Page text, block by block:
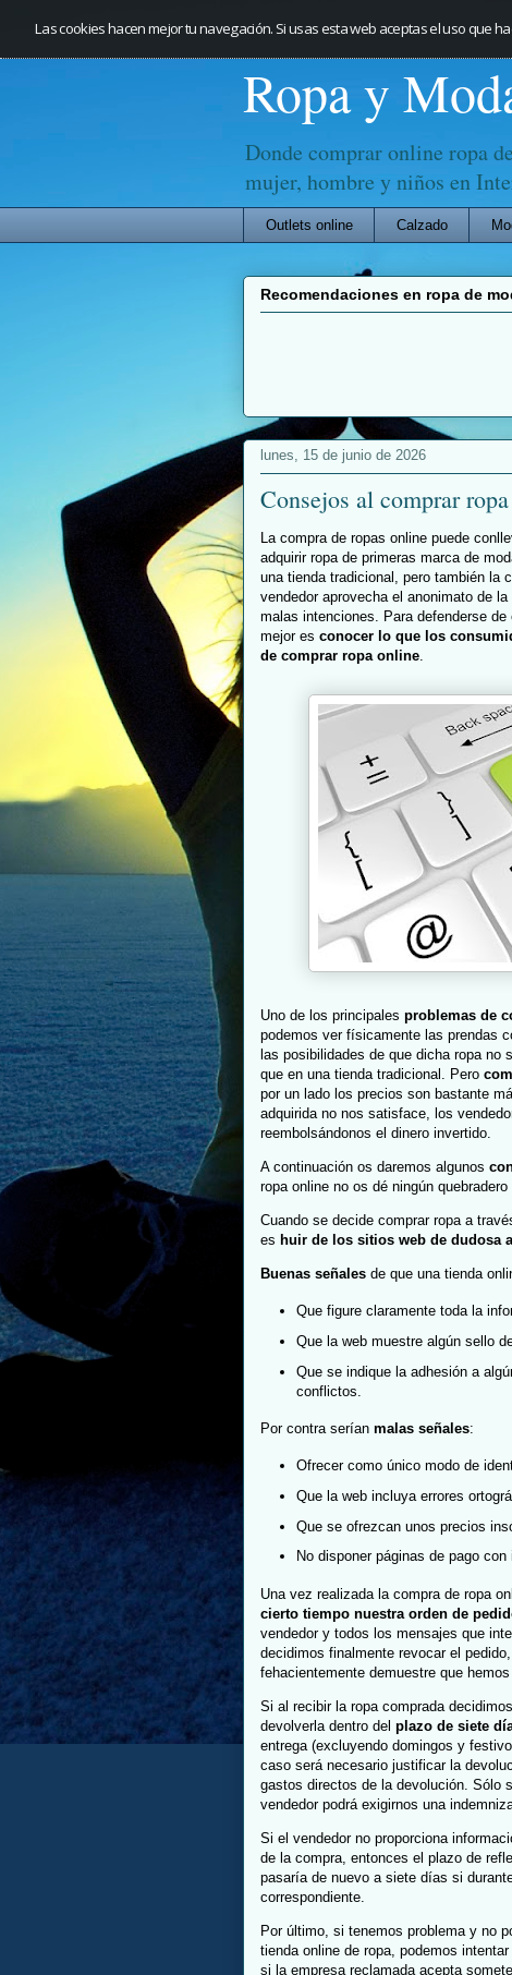
Las cookies hacen mejor tu navegación. Si usas esta web aceptas el uso que
Ropa y
Donde comprar online ropa
mujer, hombre y niños en
Outlets online Calzado
Recomendaciones en ropa de
lunes, 15 de junio de 2026
Consejos al comprar
La compra de ropas online puede
adquirir ropa de primeras marca de
una tienda tradicional, pero también la
vendedor aprovecha el anonimato de
malas intenciones. Para defenderse
mejor es conocer lo que los
de comprar ropa online
Uno de los principales problemas de
podemos ver físicamente las prendas
las posibilidades de que dicha ropa
que en una tienda tradicional. Pero
por un lado los precios son bastante
adquirida no nos satisface, los
reembolsándonos el dinero invertido.
A continuación os daremos algunos
ropa online no os dé ningún quebradero
Cuando se decide comprar ropa a
es huir de los sitios web de dudosa
Buenas señales de que una tienda
Que figure claramente toda la
Que la web muestre algún sello
Que se indique la adhesión a
conflictos.
Por contra serían malas señales:
Ofrecer como único modo de
Que la web incluya errores
Que se ofrezcan unos precios
No disponer páginas de pago
Una vez realizada la compra de ropa
cierto tiempo nuestra orden de
vendedor y todos los mensajes que
decidimos finalmente revocar el
fehacientemente demuestre que
Si al recibir la ropa comprada
devolverla dentro del plazo de siete
entrega (excluyendo domingos y
caso será necesario justificar la
gastos directos de la devolución. Sólo
vendedor podrá exigirnos una
Si el vendedor no proporciona
de la compra, entonces el plazo de
pasaría de nuevo a siete días si
correspondiente.
Por último, si tenemos problema y no
tienda online de ropa, podemos intentar
si la empresa reclamada acepta